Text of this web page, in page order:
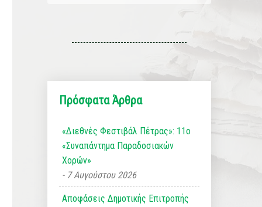
Πρόσφατα Άρθρα
«Διεθνές Φεστιβάλ Πέτρας»: 11ο
«Συναπάντημα Παραδοσιακών
Χορών»
7 Αυγούστου 2026
Αποφάσεις Δημοτικής Επιτροπής